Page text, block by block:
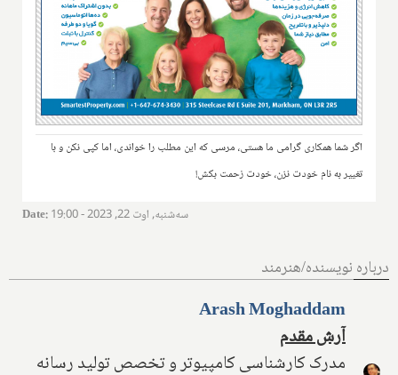
اگر شما همکاری گرامی ما هستی، مرسی که این مطلب را خواندی، اما کپی نکن و با
تغییر به نام خودت نزن، خودت زحمت بکش!
Date: سه‌شنبه, اوت 22, 2023 - 19:00
درباره نویسنده/هنرمند
Arash Moghaddam
آرش مقدم
مدرک کارشناسی کامپیوتر و تخصص تولید رسانه